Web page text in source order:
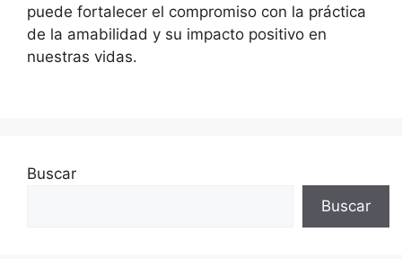
puede fortalecer el compromiso con la práctica
de la amabilidad y su impacto positivo en
nuestras vidas.
Buscar
Buscar